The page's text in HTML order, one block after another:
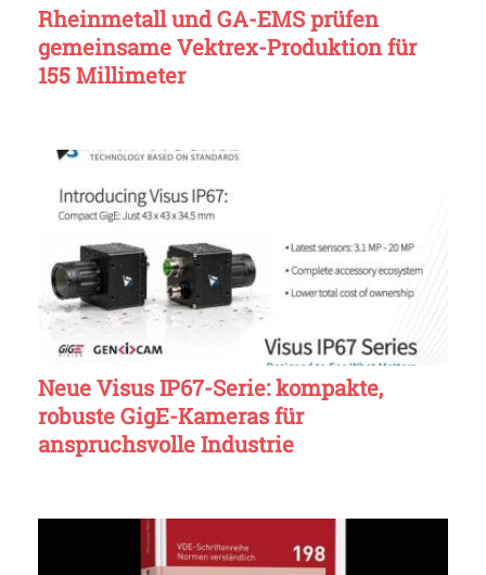
Rheinmetall und GA-EMS prüfen
gemeinsame Vektrex-Produktion für
155 Millimeter
Neue Visus IP67-Serie: kompakte,
robuste GigE-Kameras für
anspruchsvolle Industrie